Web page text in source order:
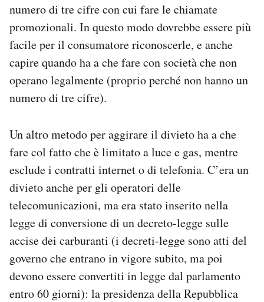
numero di tre cifre con cui fare le chiamate
promozionali. In questo modo dovrebbe essere più
facile per il consumatore riconoscerle, e anche
capire quando ha a che fare con società che non
operano legalmente (proprio perché non hanno un
numero di tre cifre).
Un altro metodo per aggirare il divieto ha a che
fare col fatto che è limitato a luce e gas, mentre
esclude i contratti internet o di telefonia. C’era un
divieto anche per gli operatori delle
telecomunicazioni, ma era stato inserito nella
legge di conversione di un decreto-legge sulle
accise dei carburanti (i decreti-legge sono atti del
governo che entrano in vigore subito, ma poi
devono essere convertiti in legge dal parlamento
entro 60 giorni): la presidenza della Repubblica